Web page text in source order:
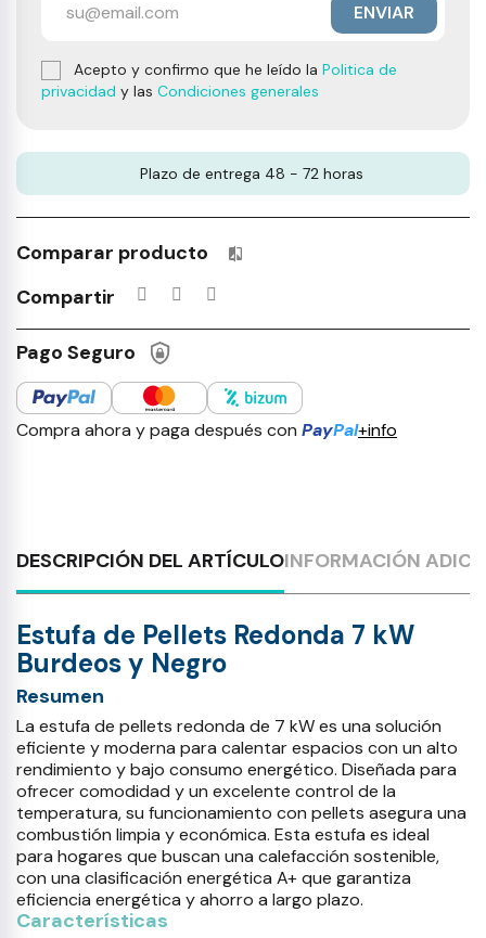
ENVIAR
Acepto y confirmo que he leído la Politica de
privacidad y las Condiciones generales
Plazo de entrega 48 - 72 horas
Comparar producto Productos incluidos en tu lista
Compartir
Pago Seguro
Compra ahora y paga después con PayPal+info
DESCRIPCIÓN DEL ARTÍCULOINFORMACIÓN
Estufa de Pellets Redonda 7 kW
Burdeos y Negro
Resumen
La estufa de pellets redonda de 7 kW es una solución
eficiente y moderna para calentar espacios con un alto
rendimiento y bajo consumo energético. Diseñada para
ofrecer comodidad y un excelente control de la
temperatura, su funcionamiento con pellets asegura una
combustión limpia y económica. Esta estufa es ideal
para hogares que buscan una calefacción sostenible,
con una clasificación energética A+ que garantiza
eficiencia energética y ahorro a largo plazo.
Características